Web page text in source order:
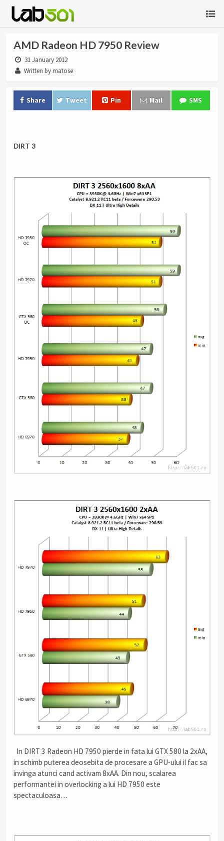
AMD Radeon HD 7950 Review
31 January 2012
Written by matose
Share Tweet Pin Mail SMS
DIRT 3
In DIRT 3 Radeon HD 7950 pierde in fata lui GTX 580 la 2xAA,
in schimb puterea deosebita de procesare a GPU-ului il fac sa
invinga atunci cand activam 8xAA. Din nou, scalarea
performantei in overlocking a lui HD 7950 este
spectaculoasa…